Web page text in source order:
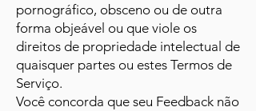
pornográfico, obsceno ou de outra
forma objeável ou que viole os
direitos de propriedade intelectual de
quaisquer partes ou estes Termos de
Serviço.
Você concorda que seu Feedback não